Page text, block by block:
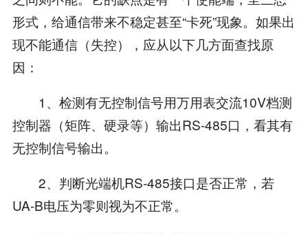
形式，给通信带来不稳定甚至“卡死”现象。如果出
现不能通信（失控），应从以下几方面查找原
因：
1、检测有无控制信号用万用表交流10V档测
控制器（矩阵、硬录等）输出RS-485口，看其有
无控制信号输出。
2、判断光端机RS-485接口是否正常，若
UA-B电压为零则视为不正常。